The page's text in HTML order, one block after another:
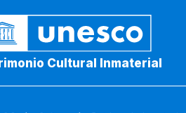
Cultural Inmaterial